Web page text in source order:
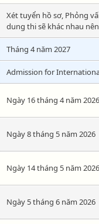
Xét tuyển hồ sơ, Phỏng
dung thi sẽ khác nhau
Tháng 4 năm 2027
Admission for
Ngày 16 tháng 4 năm 2026
Ngày 8 tháng 5 năm 2026
Ngày 14 tháng 5 năm
Ngày 5 tháng 6 năm 2026